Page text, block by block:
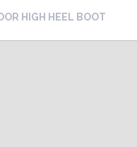
HIGH HEEL BOOT